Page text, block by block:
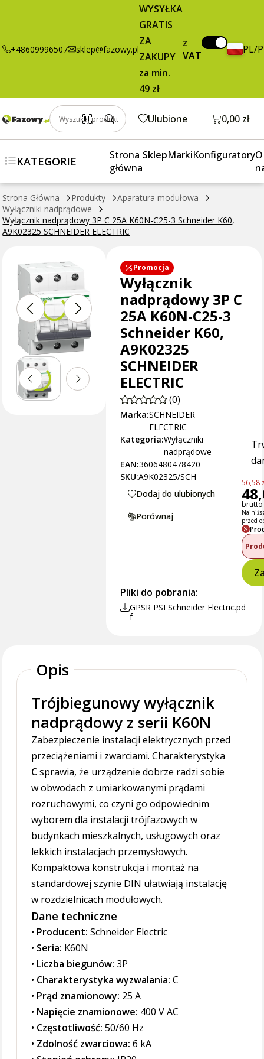
+48609996507 sklep@fazowy.pl
WYSYŁKA
GRATIS
ZA
ZAKUPY
za min.
49 zł
z
VAT
PL/
Wyszukaj produkt Ulubione Otwórz
0,00 zł
KATEGORIE
Strona
główna
SklepMarkiKonfiguratoryO
Strona Główna Produkty
Aparatura modułowa
Wyłączniki nadprądowe
Wyłącznik nadprądowy 3P C 25A K60N-C25-3 Schneider K60,
A9K02325 SCHNEIDER ELECTRIC
Schneider K60,
A9K02325
Promocja
Wyłącznik
nadprądowy 3P C
25A K60N-C25-3
Schneider K60,
A9K02325
SCHNEIDER
ELECTRIC
(0)
Marka:SCHNEIDER
ELECTRIC
Kategoria:Wyłączniki
nadprądowe
EAN:3606480478420
SKU:A9K02325/SCH
Dodaj do ulubionych
Porównaj
56,58
brutto
przed
Pliki do pobrania:
GPSR PSI Schneider Electric.pd
f
Opis
Trójbiegunowy wyłącznik
nadprądowy z serii K60N
Zabezpieczenie instalacji elektrycznych przed
przeciążeniami i zwarciami. Charakterystyka
Csprawia, że urządzenie dobrze radzi sobie
w obwodach z umiarkowanymi prądami
rozruchowymi, co czyni go odpowiednim
wyborem dla instalacji trójfazowych w
budynkach mieszkalnych, usługowych oraz
lekkich instalacjach przemysłowych.
Kompaktowa konstrukcja i montaż na
standardowej szynie DIN ułatwiają instalację
w rozdzielnicach modułowych.
Dane techniczne
• Producent: Schneider Electric
• Seria: K60N
• Liczba biegunów: 3P
• Charakterystyka wyzwalania: C
• Prąd znamionowy: 25 A
• Napięcie znamionowe: 400 V AC
• Częstotliwość: 50/60 Hz
• Zdolność zwarciowa: 6 kA